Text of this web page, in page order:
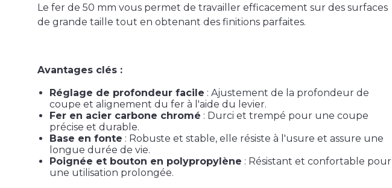
Le fer de 50 mm vous permet de travailler efficacement sur des surfaces
de grande taille tout en obtenant des finitions parfaites.
Avantages clés :
Réglage de profondeur facile : Ajustement de la profondeur de
coupe et alignement du fer à l'aide du levier.
Fer en acier carbone chromé : Durci et trempé pour une coupe
précise et durable.
Base en fonte : Robuste et stable, elle résiste à l'usure et assure une
longue durée de vie.
Poignée et bouton en polypropylène : Résistant et confortable pour
une utilisation prolongée.